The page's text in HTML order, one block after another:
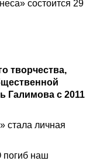
состоится 29
творчества,
Галимова с 2011
стала личная
погиб наш